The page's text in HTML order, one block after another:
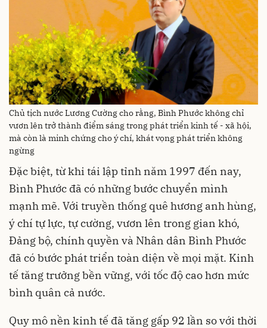
Chủ tịch nước Lương Cường cho rằng, Bình Phước không chỉ
vươn lên trở thành điểm sáng trong phát triển kinh tế - xã hội,
mà còn là minh chứng cho ý chí, khát vọng phát triển không
ngừng
Đặc biệt, từ khi tái lập tỉnh năm 1997 đến nay,
Bình Phước đã có những bước chuyển mình
mạnh mẽ. Với truyền thống quê hương anh hùng,
ý chí tự lực, tự cường, vươn lên trong gian khó,
Đảng bộ, chính quyền và Nhân dân Bình Phước
đã có bước phát triển toàn diện về mọi mặt. Kinh
tế tăng trưởng bền vững, với tốc độ cao hơn mức
bình quân cả nước.
Quy mô nền kinh tế đã tăng gấp 92 lần so với thời